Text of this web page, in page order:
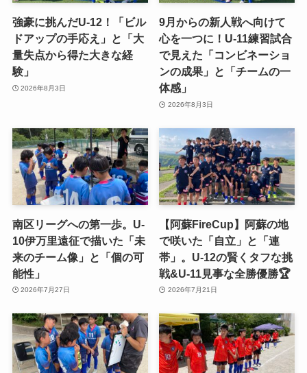
強豪に挑んだU-12！「ビル
ドアップの手応え」と「大
量失点から得た大きな経
験」
2026年8月3日
9月からの新人戦へ向けて
心を一つに！U-11練習試合
で見えた「コンビネーショ
ンの成果」と「チームの一
体感」
2026年8月3日
南区リーグへの第一歩。U-
10伊万里遠征で描いた「未
来のチーム像」と「個の可
能性」
2026年7月27日
【阿蘇FireCup】阿蘇の地
で咲いた「自立」と「連
帯」。U-12の賢くタフな挑
戦&U-11見事な全勝優勝🏆
2026年7月21日